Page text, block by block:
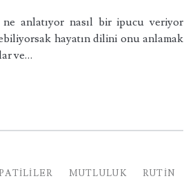
anlatıyor nasıl bir ipucu veriyor
hayatın dilini onu anlamak
ve…
MUTLULUK
RUTIN